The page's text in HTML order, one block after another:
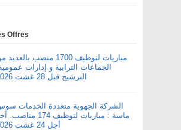
Offres
مباريات لتوظيف 1700 منصب
الجماعات الترابية و إدارات
الترشيح قبل 28 غشت 2026
الشركة الجهوية متعددة الخدمات
ماسة : مباريات لتوظيف 174 مناصب.
أجل 24 غشت 2026